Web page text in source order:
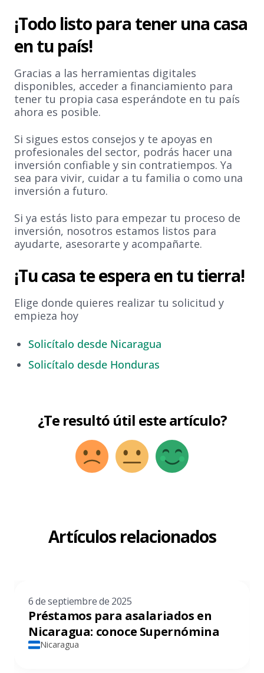
¡Todo listo para tener una casa
en tu país!
Gracias a las herramientas digitales
disponibles, acceder a financiamiento para
tener tu propia casa esperándote en tu país
ahora es posible.
Si sigues estos consejos y te apoyas en
profesionales del sector, podrás hacer una
inversión confiable y sin contratiempos. Ya
sea para vivir, cuidar a tu familia o como una
inversión a futuro.
Si ya estás listo para empezar tu proceso de
inversión, nosotros estamos listos para
ayudarte, asesorarte y acompañarte.
¡Tu casa te espera en tu tierra!
Elige donde quieres realizar tu solicitud y
empieza hoy
Solicítalo desde Nicaragua
Solicítalo desde Honduras
¿Te resultó útil este artículo?
Artículos relacionados
6 de septiembre de 2025
Préstamos para asalariados en
Nicaragua: conoce Supernómina
Nicaragua